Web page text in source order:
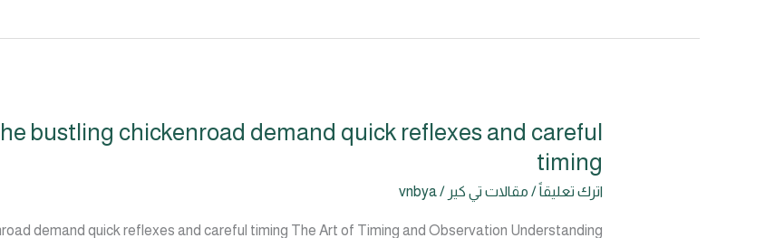
bustling chickenroad demand quick reflexes and careful
timing
اترك تعليقاً/ مقالات تي كير /
vnbya
demand quick reflexes and careful timing The Art of Timing and Observation Understanding
Cautious
journeys
across
the
bustling